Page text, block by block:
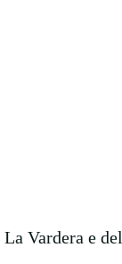
Vardera e del